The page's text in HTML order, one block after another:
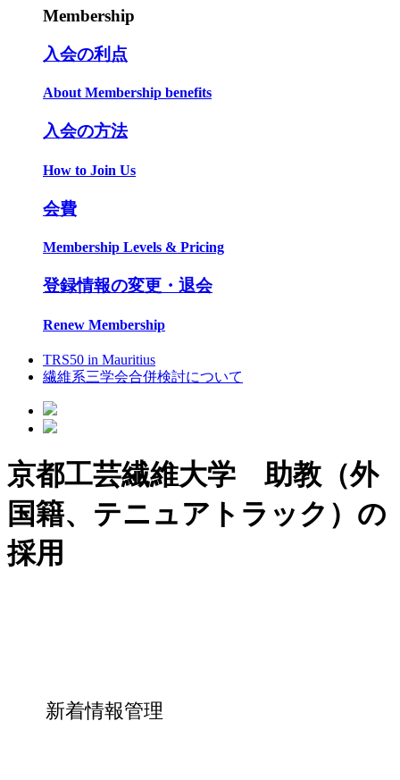
Membership
入会の利点
About Membership benefits
入会の方法
How to Join Us
会費
Membership Levels & Pricing
登録情報の変更・退会
Renew Membership
TRS50 in Mauritius
繊維系三学会合併検討について
京都工芸繊維大学 助教（外
国籍、テニュアトラック）の
採用
新着情報管理